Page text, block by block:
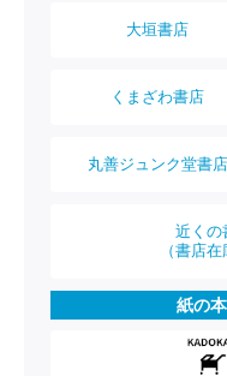
大垣書店
くまざわ書店
丸善ジュンク堂書店
近くの
（書店
紙の